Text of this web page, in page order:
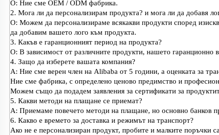
О: Ние сме OEM / ODM фабрика.
2. Мога ли да персонализирам продукта? и мога ли да добавя
О: Можем да персонализираме всякакви продукти според
да добавим вашето лого към продукта.
3. Какъв е гаранционният период на продукта?
О: В зависимост от различните продукти, нашето гаранционно
4. Защо да изберете вашата компания?
A: Ние сме верен член на Alibaba от 5 години, а оценката за
Ние сме фабрика, с определено ценово предимство и
Можем също да подадем заявления за сертификати за
5. Какви методи на плащане се приемат?
A: Приемаме повечето методи на плащане, но основно банков
6. Какво е времето за доставка и режимът на транспорт?
Ако не е персонализиран продукт, пробите и малките поръчки